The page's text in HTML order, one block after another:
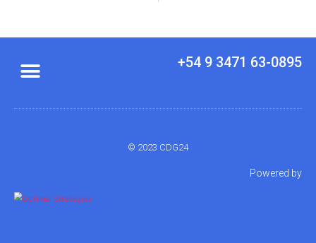
+54 9 3471 63-0895
© 2023 CDG24
Powered by